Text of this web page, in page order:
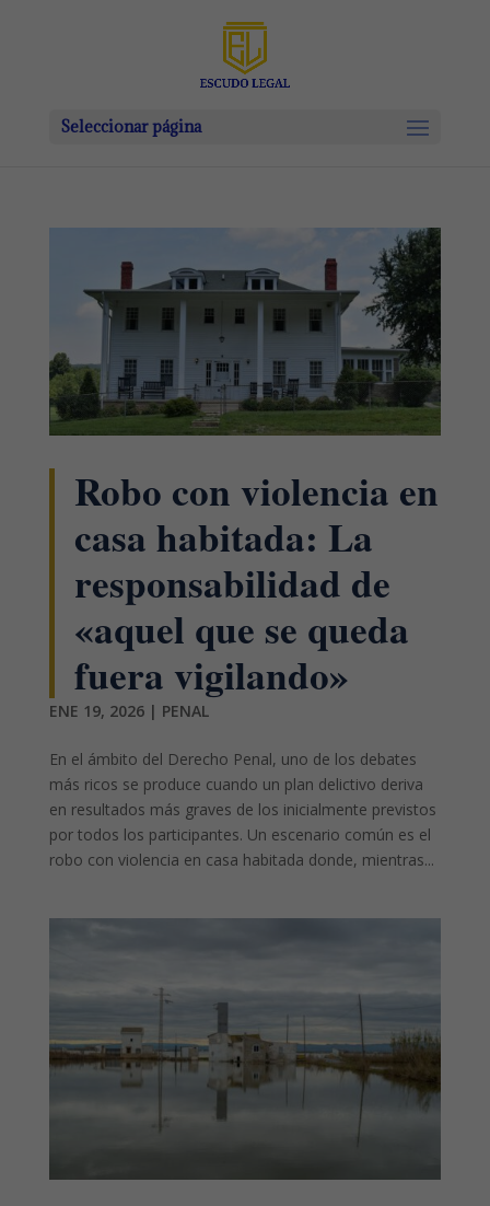
Seleccionar página
Robo con violencia en
casa habitada: La
responsabilidad de
«aquel que se queda
fuera vigilando»
ENE 19, 2026| PENAL
En el ámbito del Derecho Penal, uno de los debates
más ricos se produce cuando un plan delictivo deriva
en resultados más graves de los inicialmente previstos
por todos los participantes. Un escenario común es el
robo con violencia en casa habitada donde, mientras...